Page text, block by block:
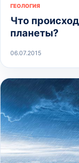
ГЕОЛОГИЯ
Что
планеты?
06.07.2015